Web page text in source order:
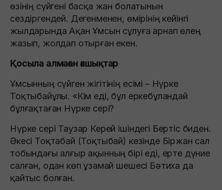
өзінің сүйгені басқа жан болатынын
сездіргендей. Дегенменен, өмірінің кейінгі
жылдарында Ақан Ұмсын сұлуға арнап өлең
жазып, жолдап отырған екен.
Қосыла алмаған ғашықтар
Ұмсынның сүйген жігітінің есімі – Нүрке
Тоқтыбайұлы. «Кiм едi, бұл еркебұландай
бұлғақтаған Нүрке серi?
Нүрке серi Таузар Керей iшiндегi Бертiс биден.
Әкесi Тоқтабай (Тоқтыбай) кезiнде Бiржан сал
тобындағы алғыр ақынның бiрi едi, ерте дүние
салған, одан көп ұзамай шешесi Бәтиха да
қайтыс болған.